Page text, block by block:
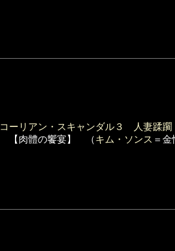
コーリアン・スキャンダル３ 人妻蹂躙
【肉體の饗宴】 （キム・ソンス ＝